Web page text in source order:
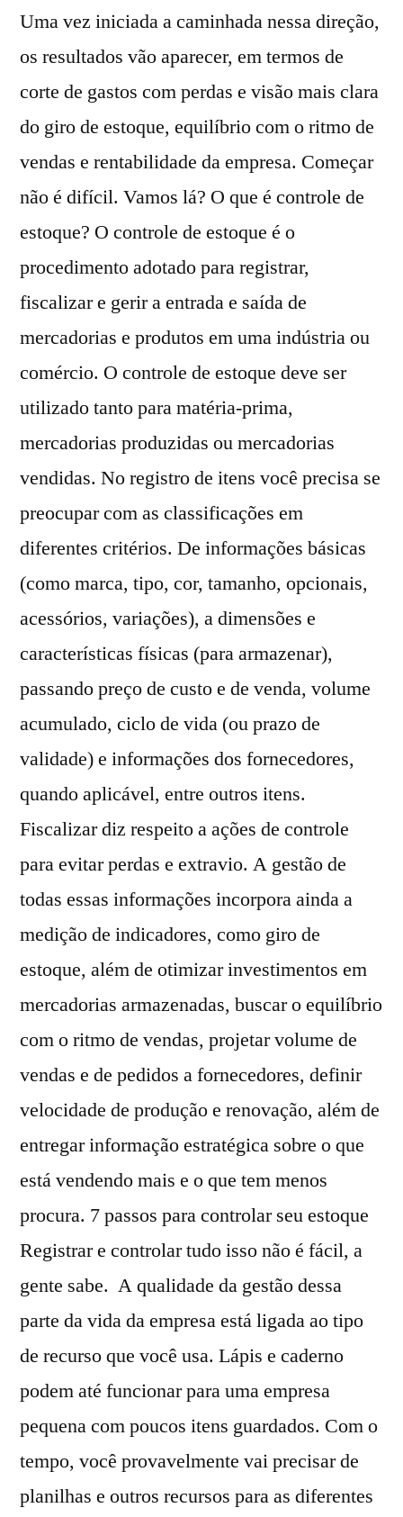
Uma vez iniciada a caminhada nessa direção,
os resultados vão aparecer, em termos de
corte de gastos com perdas e visão mais clara
do giro de estoque, equilíbrio com o ritmo de
vendas e rentabilidade da empresa. Começar
não é difícil. Vamos lá? O que é controle de
estoque? O controle de estoque é o
procedimento adotado para registrar,
fiscalizar e gerir a entrada e saída de
mercadorias e produtos em uma indústria ou
comércio. O controle de estoque deve ser
utilizado tanto para matéria-prima,
mercadorias produzidas ou mercadorias
vendidas. No registro de itens você precisa se
preocupar com as classificações em
diferentes critérios. De informações básicas
(como marca, tipo, cor, tamanho, opcionais,
acessórios, variações), a dimensões e
características físicas (para armazenar),
passando preço de custo e de venda, volume
acumulado, ciclo de vida (ou prazo de
validade) e informações dos fornecedores,
quando aplicável, entre outros itens.
Fiscalizar diz respeito a ações de controle
para evitar perdas e extravio. A gestão de
todas essas informações incorpora ainda a
medição de indicadores, como giro de
estoque, além de otimizar investimentos em
mercadorias armazenadas, buscar o equilíbrio
com o ritmo de vendas, projetar volume de
vendas e de pedidos a fornecedores, definir
velocidade de produção e renovação, além de
entregar informação estratégica sobre o que
está vendendo mais e o que tem menos
procura. 7 passos para controlar seu estoque
Registrar e controlar tudo isso não é fácil, a
gente sabe. A qualidade da gestão dessa
parte da vida da empresa está ligada ao tipo
de recurso que você usa. Lápis e caderno
podem até funcionar para uma empresa
pequena com poucos itens guardados. Com o
tempo, você provavelmente vai precisar de
planilhas e outros recursos para as diferentes